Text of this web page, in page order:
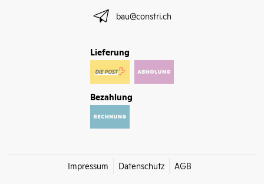
bau@constri.ch
Lieferung
Bezahlung
Impressum Datenschutz AGB